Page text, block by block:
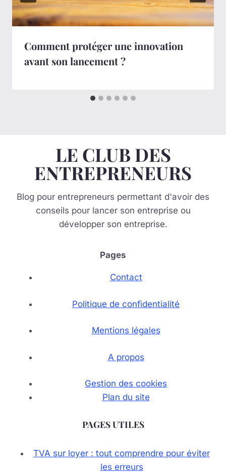
Comment protéger une innovation
avant son lancement ?
LE CLUB DES
ENTREPRENEURS
Blog pour entrepreneurs permettant d'avoir des
conseils pour lancer son entreprise ou
développer son entreprise.
Pages
Contact
Politique de confidentialité
Mentions légales
A propos
Gestion des cookies
Plan du site
PAGES UTILES
TVA sur loyer : tout comprendre pour éviter
les erreurs